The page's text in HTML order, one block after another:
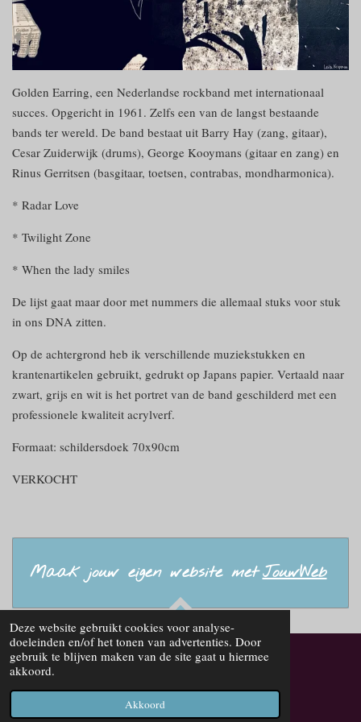
Deze website gebruikt cookies voor analyse-
doeleinden en/of het tonen van advertenties. Door
gebruik te blijven maken van de site gaat u hiermee
akkoord.
Akkoord
Golden Earring, een Nederlandse rockband met internationaal
succes. Opgericht in 1961. Zelfs een van de langst bestaande
bands ter wereld. De band bestaat uit Barry Hay (zang, gitaar),
Cesar Zuiderwijk (drums), George Kooymans (gitaar en zang) en
Rinus Gerritsen (basgitaar, toetsen, contrabas, mondharmonica).
* Radar Love
* Twilight Zone
* When the lady smiles
De lijst gaat maar door met nummers die allemaal stuks voor stuk
in ons DNA zitten.
Op de achtergrond heb ik verschillende muziekstukken en
krantenartikelen gebruikt, gedrukt op Japans papier. Vertaald naar
zwart, grijs en wit is het portret van de band geschilderd met een
professionele kwaliteit acrylverf.
Formaat: schildersdoek 70x90cm
VERKOCHT
Maak jouw eigen website met JouwWeb
TOP